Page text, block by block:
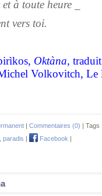
à toute heure _
vers toi.
Oktàna,
Volkovitch, Le
| Commentaires (0) | Tags :
paradis | Facebook |